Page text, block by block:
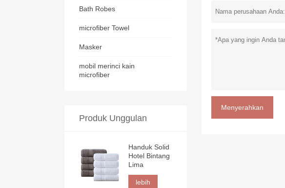
Menyerahkan
Bath Robes
microfiber Towel
Masker
mobil merinci kain
microfiber
Produk Unggulan
Handuk Solid
Hotel Bintang
Lima
lebih